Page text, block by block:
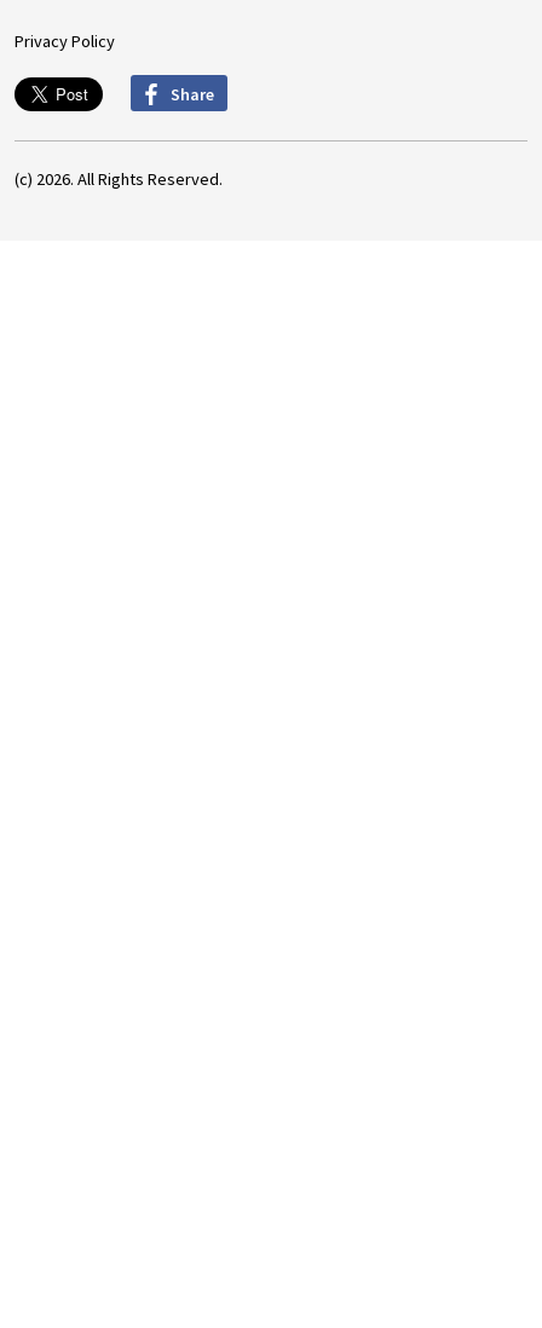
Privacy Policy
Share
(c) 2026. All Rights Reserved.